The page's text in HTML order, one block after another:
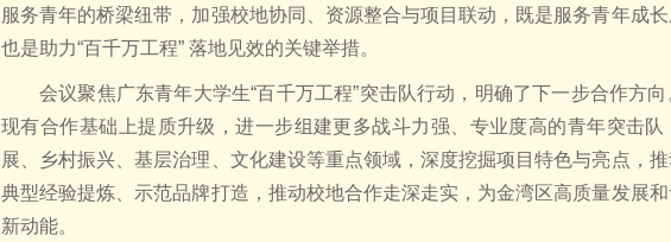
服务青年的桥梁纽带，加强校地协同、资源整合与项目联动，既是服务青年成长
也是助力“百千万工程” 落地见效的关键举措。
会议聚焦广东青年大学生“百千万工程”突击队行动，明确了下一步合作方
现有合作基础上提质升级，进一步组建更多战斗力强、专业度高的青年突击
展、乡村振兴、基层治理、文化建设等重点领域，深度挖掘项目特色与亮点，推
典型经验提炼、示范品牌打造，推动校地合作走深走实，为金湾区高质量发展
新动能。